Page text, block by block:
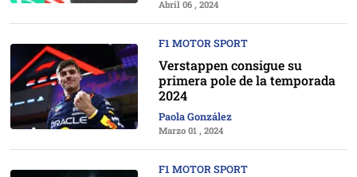
Abril 06 , 2024
F1 MOTOR SPORT
Verstappen consigue su
primera pole de la temporada
2024
Paola González
Marzo 01 , 2024
F1 MOTOR SPORT